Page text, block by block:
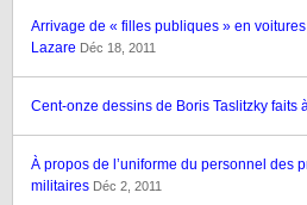
Arrivage de « filles publiques » en
Lazare Déc 18, 2011
Cent-onze dessins de Boris Taslitzky faits
À propos de l’uniforme du personnel des
militaires Déc 2, 2011